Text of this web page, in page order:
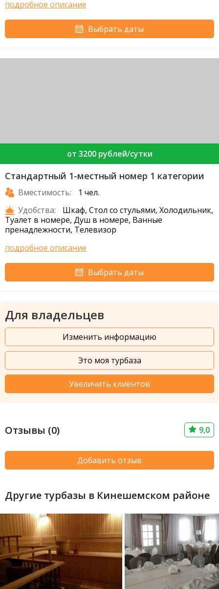
подробное описание
Выбрать даты
от 3200 рублей/сутки
Стандартный 1-местный номер 1 категории
Вместимость:
1 чел.
Удобства:
Шкаф, Стол со стульями, Холодильник,
Туалет в номере, Душ в номере, Ванные
пренадлежности, Телевизор
подробное описание
Выбрать даты
Для владельцев
Изменить информацию
Это моя турбаза
Увеличить клиентов
Отзывы (0) 9,0
Добавить отзыв
Другие турбазы в Кинешемском районе